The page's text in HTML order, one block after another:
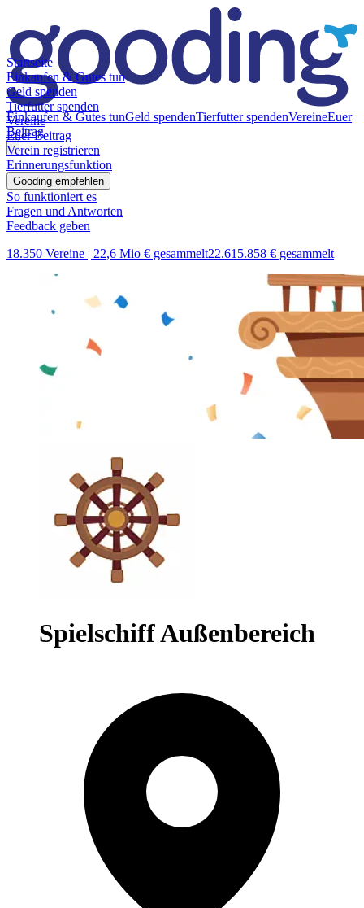
Einkaufen & Gutes tunGeld spendenTierfutter spendenVereineEuer
Beitrag
Startseite
Einkaufen & Gutes tun
Geld spenden
Tierfutter spenden
Vereine
Euer Beitrag
Verein registrieren
Erinnerungsfunktion
Gooding empfehlen
So funktioniert es
Fragen und Antworten
Feedback geben
18.350 Vereine | 22,6 Mio € gesammelt22.615.858 € gesammelt
Spielschiff Außenbereich